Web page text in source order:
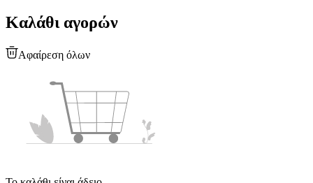
Καλάθι αγορών
Αφαίρεση όλων